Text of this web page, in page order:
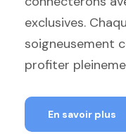
exclusives.
soigneusement
profiter
En savoir plus